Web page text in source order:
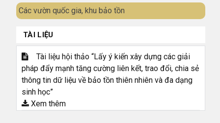
Các vườn quốc gia, khu bảo tồn
TÀI LIỆU
Tài liệu hội thảo “Lấy ý kiến xây dựng các giải
pháp đẩy mạnh tăng cường liên kết, trao đổi, chia sẻ
thông tin dữ liệu về bảo tồn thiên nhiên và đa dạng
sinh học”
Xem thêm